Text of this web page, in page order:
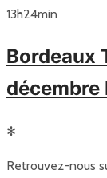
13h24min
Bordeaux
décembre
✻
Retrouvez-nous